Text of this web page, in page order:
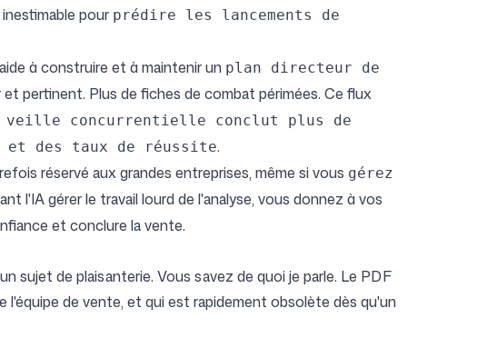
pour prédire les lancements de
à construire et à maintenir un plan directeur de
pertinent. Plus de fiches de combat périmées. Ce flux
concurrentielle conclut plus de
des taux de réussite.
réservé aux grandes entreprises, même si vous gérez
l'IA gérer le travail lourd de l'analyse, vous donnez à vos
et conclure la vente.
sujet de plaisanterie. Vous savez de quoi je parle. Le PDF
l'équipe de vente, et qui est rapidement obsolète dès qu'un